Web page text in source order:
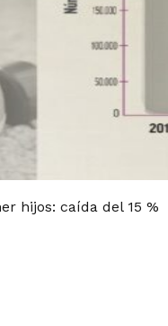
hijos: caída del 15 %